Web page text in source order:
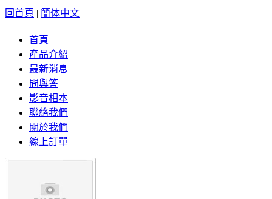
回首頁 | 簡体中文
首頁
產品介紹
最新消息
問與答
影音相本
聯絡我們
關於我們
線上訂單